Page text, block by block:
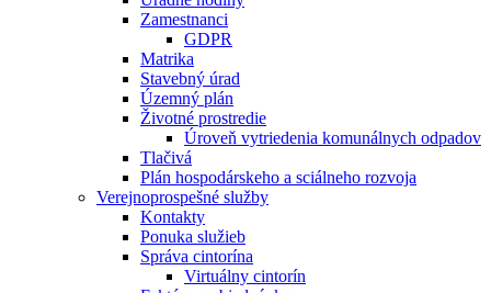
Zamestnanci
GDPR
Matrika
Stavebný úrad
Územný plán
Životné prostredie
Úroveň vytriedenia komunálnych odpadov
Tlačivá
Plán hospodárskeho a sciálneho rozvoja
Verejnoprospešné služby
Kontakty
Ponuka služieb
Správa cintorína
Virtuálny cintorín